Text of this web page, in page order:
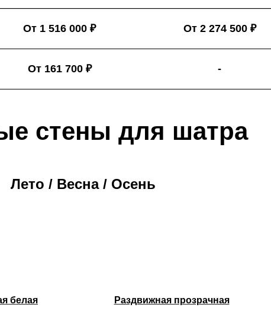
От 1 516 000 ₽ От 2 274 500 ₽
От 161 700 ₽ -
стены для шатра
Лето / Весна / Осень
белая
Раздвижная прозрачная